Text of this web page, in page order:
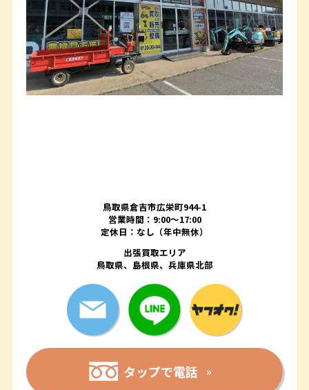
鳥取県倉吉市広栄町944-1
営業時間：9:00～17:00
定休日：なし（年中無休）
出張買取エリア
鳥取県、島根県、兵庫県北部
タップで電話